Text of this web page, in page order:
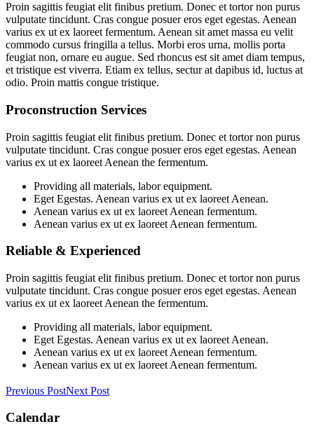
Proin sagittis feugiat elit finibus pretium. Donec et tortor non purus
vulputate tincidunt. Cras congue posuer eros eget egestas. Aenean
varius ex ut ex laoreet fermentum. Aenean sit amet massa eu velit
commodo cursus fringilla a tellus. Morbi eros urna, mollis porta
feugiat non, ornare eu augue. Sed rhoncus est sit amet diam tempus,
et tristique est viverra. Etiam ex tellus, sectur at dapibus id, luctus at
odio. Proin mattis congue tristique.
Proconstruction Services
Proin sagittis feugiat elit finibus pretium. Donec et tortor non purus
vulputate tincidunt. Cras congue posuer eros eget egestas. Aenean
varius ex ut ex laoreet Aenean the fermentum.
Providing all materials, labor equipment.
Eget Egestas. Aenean varius ex ut ex laoreet Aenean.
Aenean varius ex ut ex laoreet Aenean fermentum.
Aenean varius ex ut ex laoreet Aenean fermentum.
Reliable & Experienced
Proin sagittis feugiat elit finibus pretium. Donec et tortor non purus
vulputate tincidunt. Cras congue posuer eros eget egestas. Aenean
varius ex ut ex laoreet Aenean the fermentum.
Providing all materials, labor equipment.
Eget Egestas. Aenean varius ex ut ex laoreet Aenean.
Aenean varius ex ut ex laoreet Aenean fermentum.
Aenean varius ex ut ex laoreet Aenean fermentum.
Previous PostNext Post
Calendar